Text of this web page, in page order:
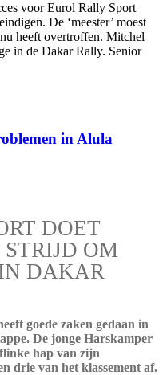
voor Eurol Rally Sport
De ‘meester’ moest
heeft overtroffen. Mitchel
in de Dakar Rally. Senior
in Alula
DOET
OM
DAKAR
goede zaken gedaan in
De jonge Harskamper
hap van zijn
drie van het klassement af.